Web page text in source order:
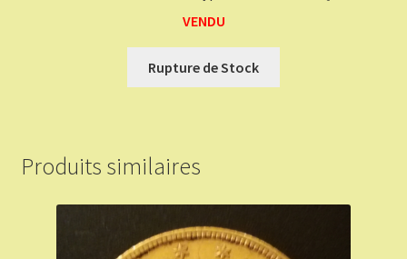
VENDU
Rupture de Stock
Produits similaires